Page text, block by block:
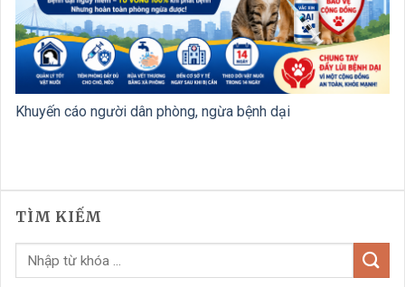
Khuyến cáo người dân phòng, ngừa bệnh dại
TÌM KIẾM